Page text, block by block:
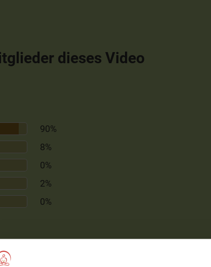
dieses Video
90%
8%
0%
2%
0%